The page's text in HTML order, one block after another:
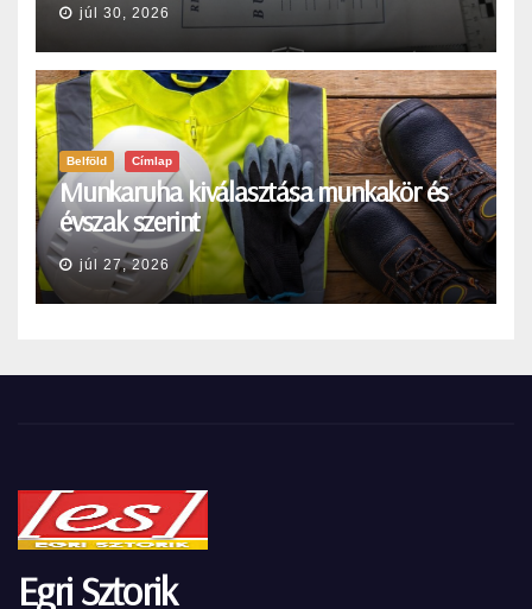
júl 30, 2026
Belföld Címlap
Munkaruha kiválasztása munkakör és
évszak szerint
júl 27, 2026
Egri Sztorik